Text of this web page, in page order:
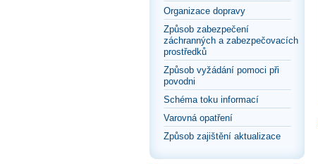
Organizace dopravy
Způsob zabezpečení
záchranných a zabezpečovacích
prostředků
Způsob vyžádání pomoci při
povodni
Schéma toku informací
Varovná opatření
Způsob zajištění aktualizace